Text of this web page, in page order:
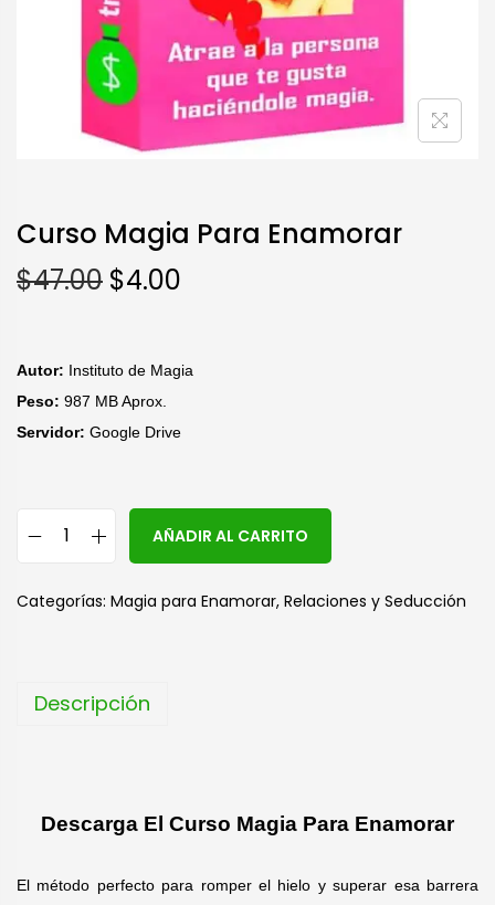
Curso Magia Para Enamorar
$47.00 $4.00
Autor: Instituto de Magia
Peso: 987 MB Aprox.
Servidor: Google Drive
AÑADIR AL CARRITO
e
Categorías: Magia para Enamorar, Relaciones y Seducción
Descripción
Descarga El Curso Magia Para Enamorar
El método perfecto para romper el hielo y superar esa barrera